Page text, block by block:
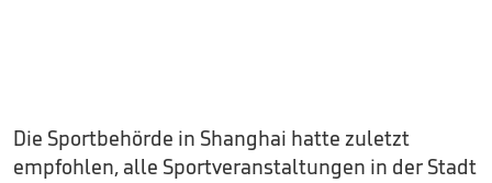
Die Sportbehörde in Shanghai hatte zuletzt
empfohlen, alle Sportveranstaltungen in der Stadt